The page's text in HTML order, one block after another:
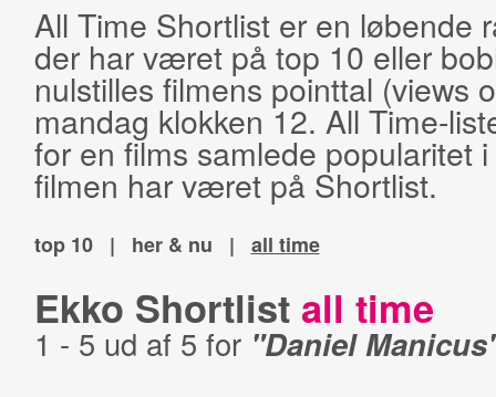
All Time Shortlist er en løbende
der har været på top 10 eller
nulstilles filmens pointtal (views
mandag klokken 12. All Time-
for en films samlede popularitet
filmen har været på Shortlist.
top 10 | her & nu | all time
Ekko Shortlist all time
1 - 5 ud af 5 for "Daniel